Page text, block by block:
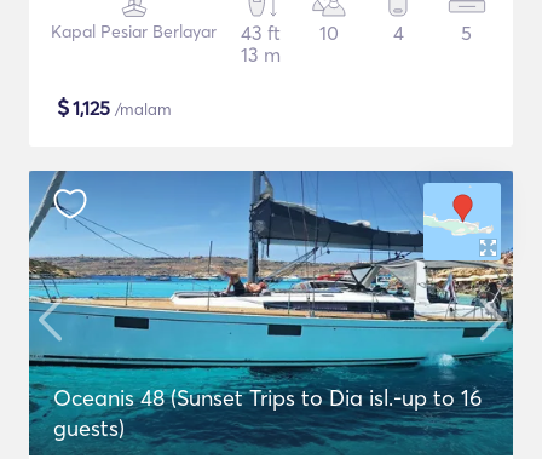
Kapal Pesiar Berlayar
43 ft
13 m
10 4 5
$1,125 /malam
Oceanis 48 (Sunset Trips to Dia isl.-up to 16
guests)